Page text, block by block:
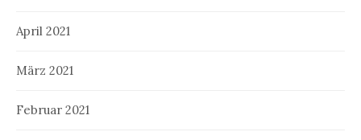
April 2021
März 2021
Februar 2021